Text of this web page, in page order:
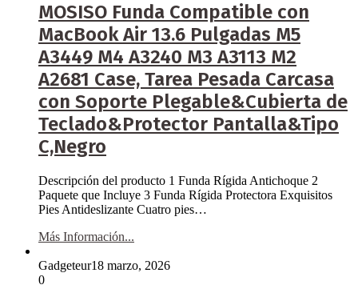
MOSISO Funda Compatible con
MacBook Air 13.6 Pulgadas M5
A3449 M4 A3240 M3 A3113 M2
A2681 Case, Tarea Pesada Carcasa
con Soporte Plegable&Cubierta de
Teclado&Protector Pantalla&Tipo
C,Negro
Descripción del producto 1 Funda Rígida Antichoque 2
Paquete que Incluye 3 Funda Rígida Protectora Exquisitos
Pies Antideslizante Cuatro pies…
Más Información...
Gadgeteur18 marzo, 2026
0